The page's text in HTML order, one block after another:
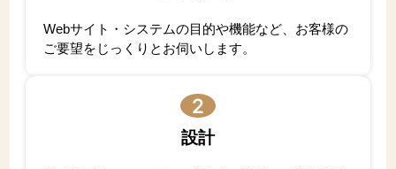
Webサイト・システムの目的や機能など、お客様の
ご要望をじっくりとお伺いします。
2
設計